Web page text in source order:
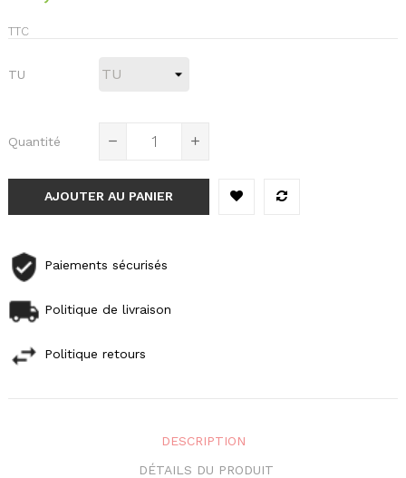
TTC
TU
Quantité
AJOUTER AU PANIER
Paiements sécurisés
Politique de livraison
Politique retours
DESCRIPTION
DÉTAILS DU PRODUIT